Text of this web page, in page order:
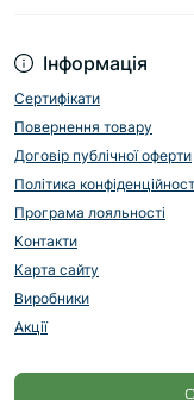
Інформація
Сертифікати
Повернення товару
Договір публічної оферти
Політика
Програма лояльності
Контакти
Карта сайту
Виробники
Акції